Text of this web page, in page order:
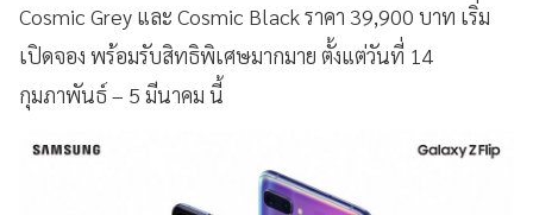
Cosmic Grey และ Cosmic Black ราคา 39,900 บาท เริ่ม
เปิดจอง พร้อมรับสิทธิพิเศษมากมาย ตั้งแต่วันที่ 14
กุมภาพันธ์ – 5 มีนาคม นี้